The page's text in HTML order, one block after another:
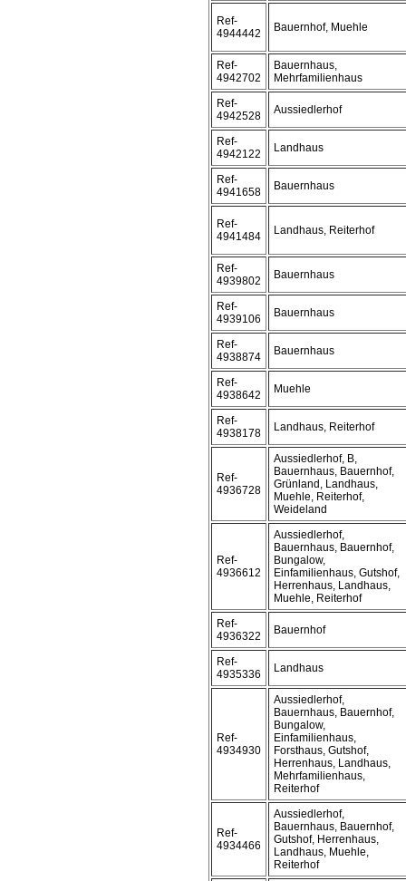
Ref-
4944442
Bauernhof, Muehle
Ref-
4942702
Bauernhaus,
Mehrfamilienhaus
Ref-
4942528
Aussiedlerhof
Ref-
4942122
Landhaus
Ref-
4941658
Bauernhaus
Ref-
4941484
Landhaus, Reiterhof
Ref-
4939802
Bauernhaus
Ref-
4939106
Bauernhaus
Ref-
4938874
Bauernhaus
Ref-
4938642
Muehle
Ref-
4938178
Landhaus, Reiterhof
Ref-
4936728
Aussiedlerhof, B,
Bauernhaus, Bauernhof,
Grünland, Landhaus,
Muehle, Reiterhof,
Weideland
Ref-
4936612
Aussiedlerhof,
Bauernhaus, Bauernhof,
Bungalow,
Einfamilienhaus, Gutshof,
Herrenhaus, Landhaus,
Muehle, Reiterhof
Ref-
4936322
Bauernhof
Ref-
4935336
Landhaus
Ref-
4934930
Aussiedlerhof,
Bauernhaus, Bauernhof,
Bungalow,
Einfamilienhaus,
Forsthaus, Gutshof,
Herrenhaus, Landhaus,
Mehrfamilienhaus,
Reiterhof
Ref-
4934466
Aussiedlerhof,
Bauernhaus, Bauernhof,
Gutshof, Herrenhaus,
Landhaus, Muehle,
Reiterhof